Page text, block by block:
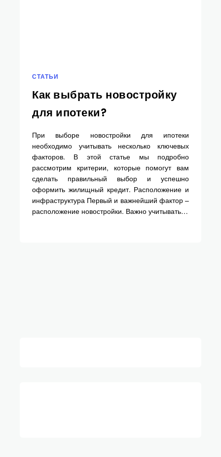
СТАТЬИ
Как выбрать новостройку
для ипотеки?
При выборе новостройки для ипотеки
необходимо учитывать несколько ключевых
факторов. В этой статье мы подробно
рассмотрим критерии, которые помогут вам
сделать правильный выбор и успешно
оформить жилищный кредит. Расположение и
инфраструктура Первый и важнейший фактор –
расположение новостройки. Важно учитывать…